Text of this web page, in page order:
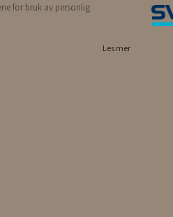
for bruk av personlig
Les mer